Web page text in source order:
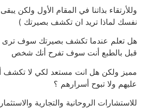
وللأرتقاء بذاتنا في المقام الأول ولكن
نفسك لماذا تريد ان تكشف بصيرتك )
هل تعلم عندما تكشف بصيرتك سوف ترى
قبل بالطبع أنت سوف تفرح أنك شخص
مميز ولكن هل انت مستعد لكي لا تكشف
عليهم ولا تبوح أسرارهم ؟
للاستشارات الروحانية والتجارية